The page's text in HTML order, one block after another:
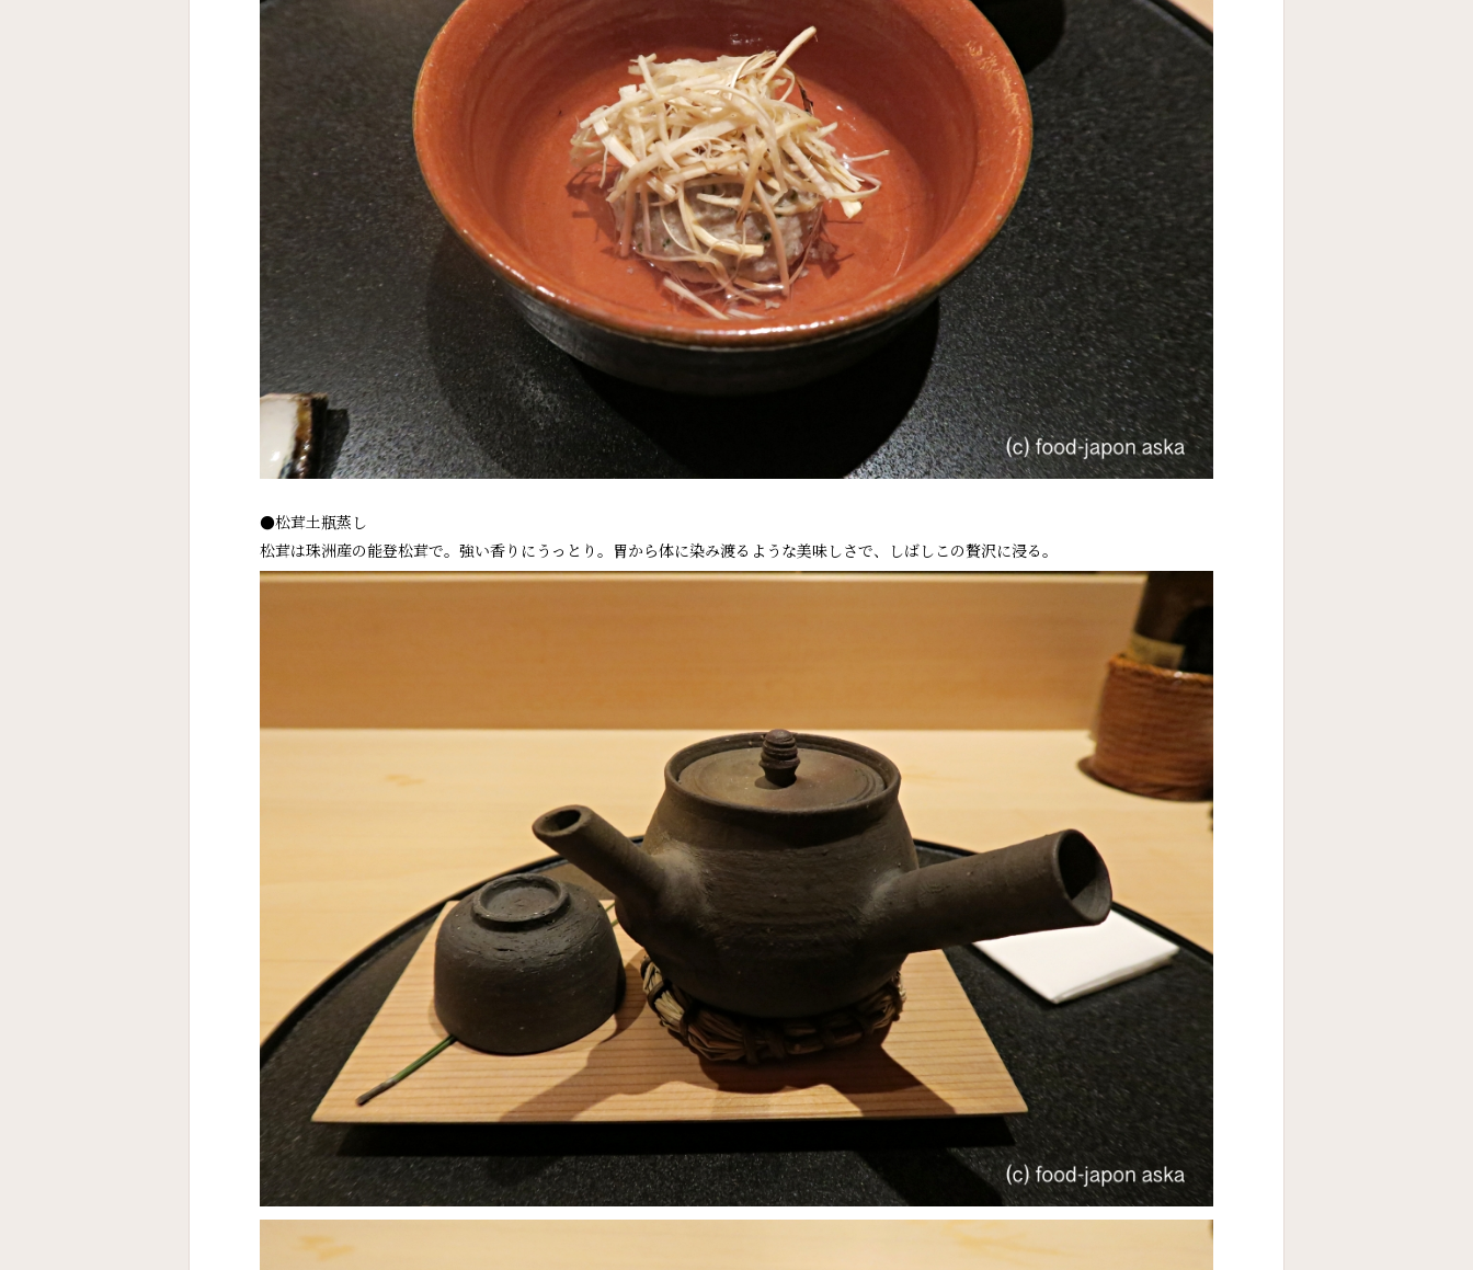
●松茸土瓶蒸し
松茸は珠洲産の能登松茸で。強い香りにうっとり。胃から体に染み渡るような美味しさで、しばしこの贅沢に浸る。